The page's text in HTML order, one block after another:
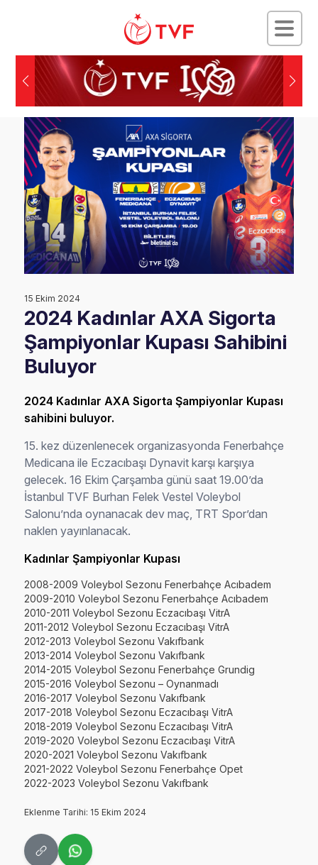
15 Ekim 2024
2024 Kadınlar AXA Sigorta
Şampiyonlar Kupası Sahibini
Buluyor
2024 Kadınlar AXA Sigorta Şampiyonlar Kupası
sahibini buluyor.
15. kez düzenlenecek organizasyonda Fenerbahçe
Medicana ile Eczacıbaşı Dynavit karşı karşıya
gelecek. 16 Ekim Çarşamba günü saat 19.00’da
İstanbul TVF Burhan Felek Vestel Voleybol
Salonu’nda oynanacak dev maç, TRT Spor’dan
naklen yayınlanacak.
Kadınlar Şampiyonlar Kupası
2008-2009 Voleybol Sezonu Fenerbahçe Acıbadem
2009-2010 Voleybol Sezonu Fenerbahçe Acıbadem
2010-2011 Voleybol Sezonu Eczacıbaşı VitrA
2011-2012 Voleybol Sezonu Eczacıbaşı VitrA
2012-2013 Voleybol Sezonu Vakıfbank
2013-2014 Voleybol Sezonu Vakıfbank
2014-2015 Voleybol Sezonu Fenerbahçe Grundig
2015-2016 Voleybol Sezonu – Oynanmadı
2016-2017 Voleybol Sezonu Vakıfbank
2017-2018 Voleybol Sezonu Eczacıbaşı VitrA
2018-2019 Voleybol Sezonu Eczacıbaşı VitrA
2019-2020 Voleybol Sezonu Eczacıbaşı VitrA
2020-2021 Voleybol Sezonu Vakıfbank
2021-2022 Voleybol Sezonu Fenerbahçe Opet
2022-2023 Voleybol Sezonu Vakıfbank
Eklenme Tarihi: 15 Ekim 2024